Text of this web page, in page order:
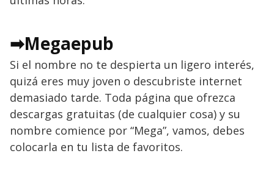
➡Megaepub
Si el nombre no te despierta un ligero interés,
quizá eres muy joven o descubriste internet
demasiado tarde. Toda página que ofrezca
descargas gratuitas (de cualquier cosa) y su
nombre comience por “Mega”, vamos, debes
colocarla en tu lista de favoritos.